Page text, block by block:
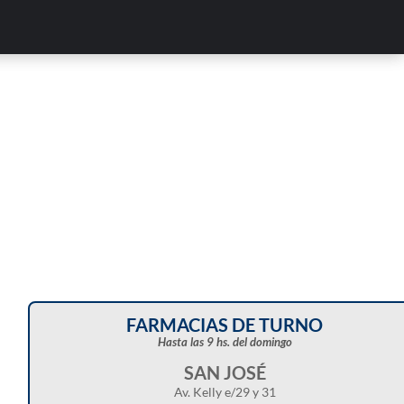
FARMACIAS DE TURNO
Hasta las 9 hs. del domingo
SAN JOSÉ
Av. Kelly e/29 y 31